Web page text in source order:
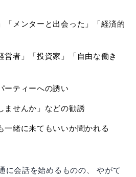
「メンターと出会った」「経済的
営者」「投資家」「自由な働き
ーティーへの誘い
ませんか」などの勧誘
一緒に来てもいいか聞かれる
に会話を始めるものの、 やがて